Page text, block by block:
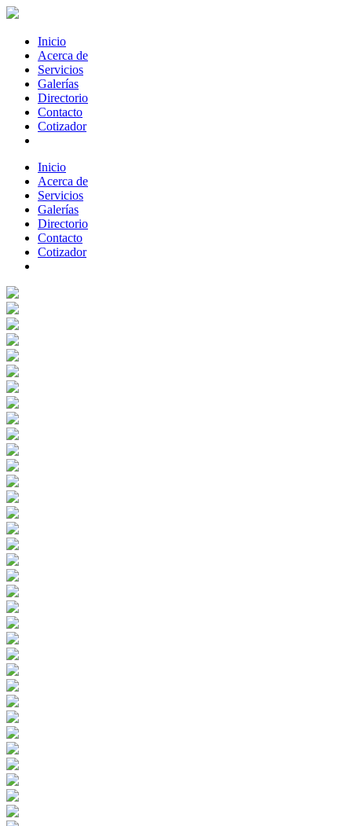
Inicio
Acerca de
Servicios
Galerías
Directorio
Contacto
Cotizador
Inicio
Acerca de
Servicios
Galerías
Directorio
Contacto
Cotizador